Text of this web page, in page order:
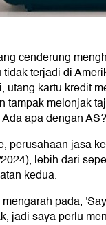
cenderung
terjadi di
utang kartu kredit
tampak melonjak
apa dengan AS?
perusahaan jasa
lebih dari
kedua.
pada,
jadi saya perlu